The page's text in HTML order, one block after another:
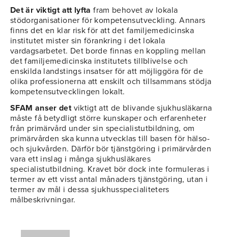
Det är viktigt att lyfta fram behovet av lokala
stödorganisationer för kompetensutveckling. Annars
finns det en klar risk för att det familjemedicinska
institutet mister sin förankring i det lokala
vardagsarbetet. Det borde finnas en koppling mellan
det familjemedicinska institutets tillblivelse och
enskilda landstings insatser för att möjliggöra för de
olika professionerna att enskilt och tillsammans stödja
kompetensutvecklingen lokalt.
SFAM anser detviktigt att de blivande sjukhusläkarna
måste få betydligt större kunskaper och erfarenheter
från primärvård under sin specialistutbildning, om
primärvården ska kunna utvecklas till basen för hälso-
och sjukvården. Därför bör tjänstgöring i primärvården
vara ett inslag i många sjukhusläkares
specialistutbildning. Kravet bör dock inte formuleras i
termer av ett visst antal månaders tjänstgöring, utan i
termer av mål i dessa sjukhusspecialiteters
målbeskrivningar.